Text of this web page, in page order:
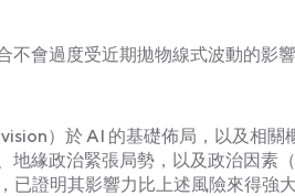
會過度受近期拋物線式波動的影
）於 AI 的基礎佈局，以及相關
緣政治緊張局勢，以及政治因素
證明其影響力比上述風險來得強大